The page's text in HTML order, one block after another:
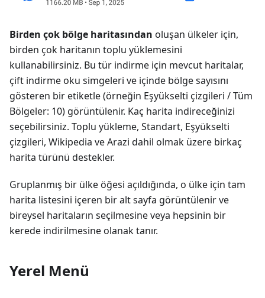
Birden çok bölge haritasından oluşan ülkeler için,
birden çok haritanın toplu yüklemesini
kullanabilirsiniz. Bu tür indirme için mevcut haritalar,
çift indirme oku simgeleri ve içinde bölge sayısını
gösteren bir etiketle (örneğin Eşyükselti çizgileri / Tüm
Bölgeler: 10) görüntülenir. Kaç harita indireceğinizi
seçebilirsiniz. Toplu yükleme, Standart, Eşyükselti
çizgileri, Wikipedia ve Arazi dahil olmak üzere birkaç
harita türünü destekler.
Gruplanmış bir ülke öğesi açıldığında, o ülke için tam
harita listesini içeren bir alt sayfa görüntülenir ve
bireysel haritaların seçilmesine veya hepsinin bir
kerede indirilmesine olanak tanır.
Yerel Menü